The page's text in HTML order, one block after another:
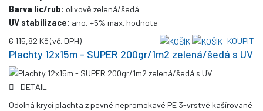
Barva líc/rub: olivově zelená/šedá
UV stabilizace: ano, +5% max. hodnota
6 115,82 Kč(vč. DPH) KOUPIT
Plachty 12x15m - SUPER 200gr/1m2 zelená/šedá s UV
DETAIL
Odolná krycí plachta z pevné nepromokavé PE 3-vrstvé kašírované